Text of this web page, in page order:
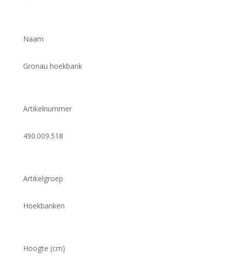
Naam
Gronau hoekbank
Artikelnummer
490.009.518
Artikelgroep
Hoekbanken
Hoogte (cm)